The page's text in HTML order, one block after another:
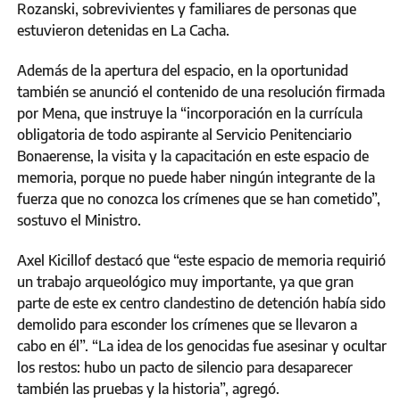
Rozanski, sobrevivientes y familiares de personas que
estuvieron detenidas en La Cacha.
Además de la apertura del espacio, en la oportunidad
también se anunció el contenido de una resolución firmada
por Mena, que instruye la “incorporación en la currícula
obligatoria de todo aspirante al Servicio Penitenciario
Bonaerense, la visita y la capacitación en este espacio de
memoria, porque no puede haber ningún integrante de la
fuerza que no conozca los crímenes que se han cometido”,
sostuvo el Ministro.
Axel Kicillof destacó que “este espacio de memoria requirió
un trabajo arqueológico muy importante, ya que gran
parte de este ex centro clandestino de detención había sido
demolido para esconder los crímenes que se llevaron a
cabo en él”. “La idea de los genocidas fue asesinar y ocultar
los restos: hubo un pacto de silencio para desaparecer
también las pruebas y la historia”, agregó.